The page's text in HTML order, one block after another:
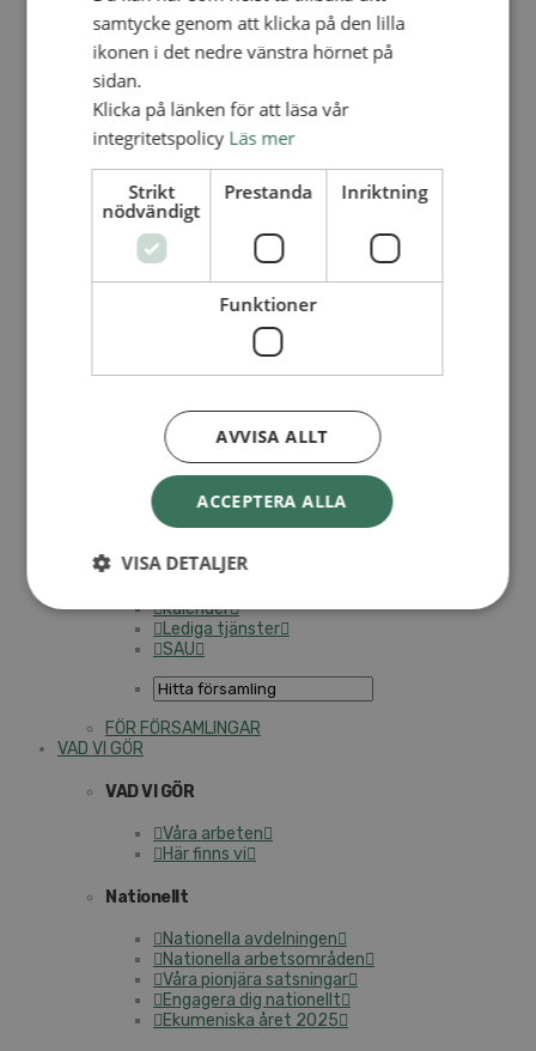
Lediga tjänster
FÖR FÖRSAMLINGAR
FÖRDJUPNING OCH UTVECKLING
Missionella initiativ
Apollos – församlingsutveckling
Smågrupper
Skapelse och miljö
Gudstjänst
Vänförsamling
Integrationsarbete
Missionsinspiratörens verktygslåda
Materialbank
Kyrkoavgiften
LOGGA IN
Dokumentbanken
Medlemsregister (NGOPRO)
SAMP – personalförbundet
Kalender
Lediga tjänster
SAU
FÖR FÖRSAMLINGAR
VAD VI GÖR
VAD VI GÖR
Våra arbeten
Här finns vi
Nationellt
Nationella avdelningen
Nationella arbetsområden
Våra pionjära satsningar
Engagera dig nationellt
Ekumeniska året 2025
samtycke genom att klicka på den lilla
ikonen i det nedre vänstra hörnet på
sidan.
Klicka på länken för att läsa vår
integritetspolicy Läs mer
Strikt
nödvändigt
Prestanda Inriktning
Funktioner
ACCEPTERA ALLA
AVVISA ALLT
VISA DETALJER